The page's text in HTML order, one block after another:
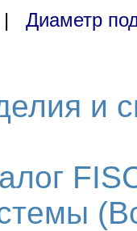
| Диаметр
и